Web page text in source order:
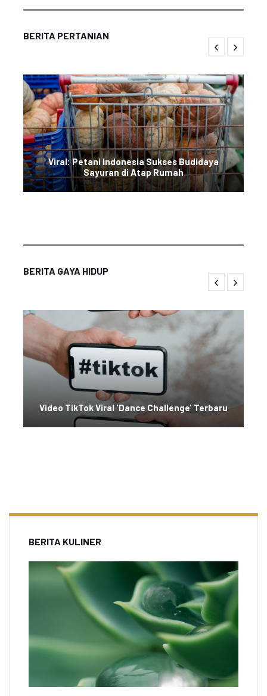
BERITA PERTANIAN
Viral: Petani Indonesia Sukses Budidaya
Sayuran di Atap Rumah
BERITA GAYA HIDUP
Video TikTok Viral 'Dance Challenge' Terbaru
BERITA KULINER